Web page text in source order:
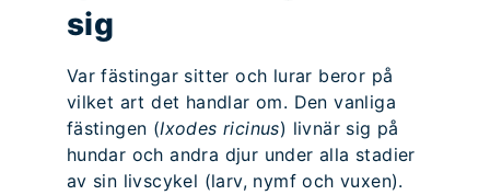
sig
Var fästingar sitter och lurar beror på
vilket art det handlar om. Den vanliga
fästingen (Ixodes ricinus) livnär sig på
hundar och andra djur under alla stadier
av sin livscykel (larv, nymf och vuxen).